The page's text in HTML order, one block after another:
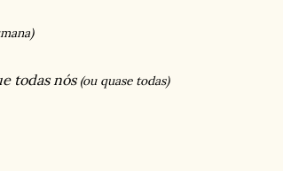
todas nós (ou quase todas)